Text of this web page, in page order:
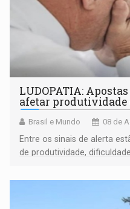
LUDOPATIA:
afetar produtividade
Brasil e Mundo 08 de
Entre os sinais de alerta
de produtividade,